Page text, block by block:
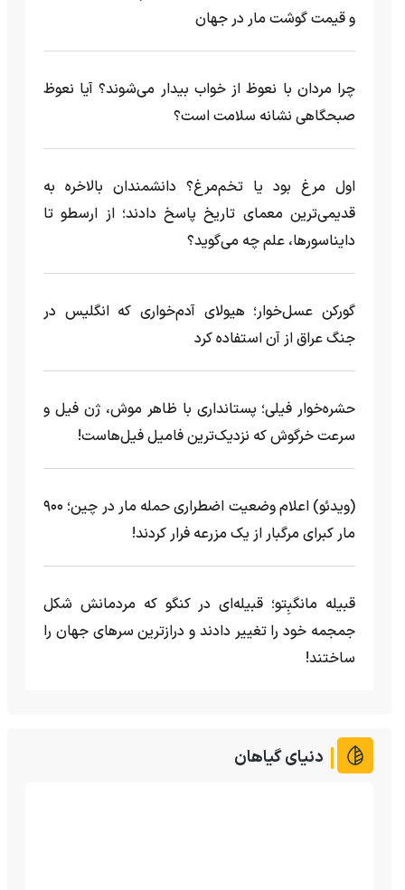
و قیمت گوشت مار در جهان
چرا مردان با نعوظ از خواب بیدار می‌شوند؟ آیا نعوظ
صبحگاهی نشانه سلامت است؟
اول مرغ بود یا تخم‌مرغ؟ دانشمندان بالاخره به
قدیمی‌ترین معمای تاریخ پاسخ دادند؛ از ارسطو تا
دایناسورها، علم چه می‌گوید؟
گورکن عسل‌خوار؛ هیولای آدم‌خواری که انگلیس در
جنگ عراق از آن استفاده کرد
حشره‌خوار فیلی؛ پستانداری با ظاهر موش، ژن فیل و
سرعت خرگوش که نزدیک‌ترین فامیل فیل‌هاست!
(ویدئو) اعلام وضعیت اضطراری حمله مار‌ در چین؛ ۹۰۰
مار کبرای مرگبار از یک مزرعه‌ فرار کردند!
قبیله مانگبِتو؛ قبیله‌ای در کنگو که مردمانش شکل
جمجمه خود را تغییر دادند و درازترین سرهای جهان را
ساختند!
دنیای گیاهان